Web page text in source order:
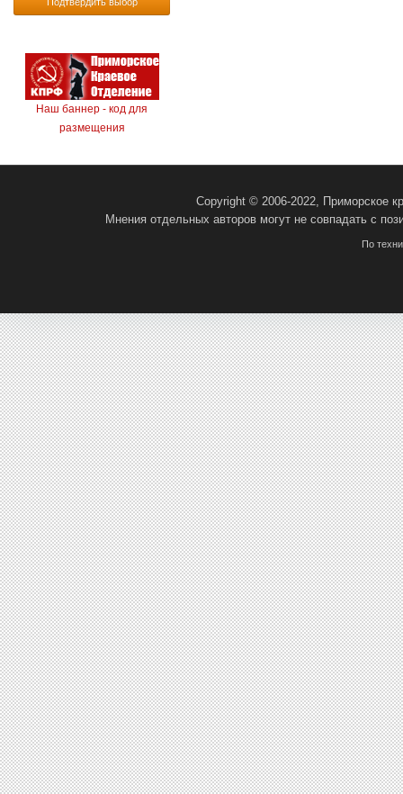
Наш баннер - код для
размещения
Copyright © 2006-2022, Приморское
Мнения отдельных авторов могут не совпадать с
По